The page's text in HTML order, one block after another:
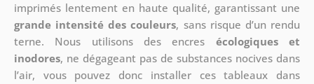
imprimés lentement en haute qualité, garantissant une
grande intensité des couleurs, sans risque d’un rendu
terne. Nous utilisons des encres écologiques et
inodores, ne dégageant pas de substances nocives dans
l’air, vous pouvez donc installer ces tableaux dans